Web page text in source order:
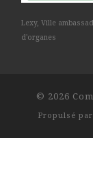
Lexy, Ville
d'organes
© 2026
Propulsé par